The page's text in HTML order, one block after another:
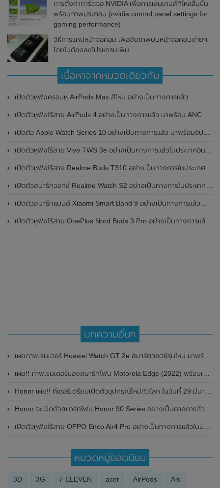
การตั้งค่าการ์ดจอ NVIDIA เพื่อการเล่นเกมส์ที่ไหลลื่นขึ้น
พร้อมภาพประกอบ (nvidia control panel settings for
gaming performance)
วิธีการแคปหน้าจอคอม เพื่อจับภาพบนหน้าจอคอมง่ายๆ
โดยไม่ต้องลงโปรแกรมเพิ่ม
เนื้อหาจากหมวดเดียวกัน
เปิดตัวหูฟังครอบหู AirPods Max สีใหม่ อย่างเป็นทางการแล้ว
เปิดตัวหูฟังไร้สาย AirPods 4 อย่างเป็นทางการแล้ว มาพร้อม ANC และฟีเจอร์ใหม่มากมาย
เปิดตัว Apple Watch Series 10 อย่างเป็นทางการแล้ว มาพร้อมชิปเซ็ตรุ่น S10
เปิดตัวหูฟังไร้สาย Vivo TWS 3e อย่างเป็นทางการแล้วในประเทศอินเดีย มาพร้อมระบบตัดเสียงรบกวน ANC ที่ 30dB , ป้องกันฝุ่นและกันน้ำที่ระดับ IP54 , แบตเตอรี่สามารถใช้งานนานสูงสุด 36 ชั่วโมง
เปิดตัวหูฟังไร้สาย Realme Buds T310 อย่างเป็นทางการในประเทศอินเดีย มาพร้อมระบบตัดเสียงรบกวน ANC สูงสุด 46dB , เสียงรอบทิศทาง 360 องศา , แบตเตอรี่สามารถใช้งานได้นานสูงสุด 40 ชั่วโมง
เปิดตัวสมาร์ทวอทช์ Realme Watch S2 อย่างเป็นทางการในประเทศอินเดีย มาพร้อมตัวเรือนสแตนเลสสตีล , หน้าจอแสดงผล AMOLED ขนาด 1.43 นิ้ว , แบตเตอรี่ขนาดใหญ่ใช้งานได้นาน 20 วัน และรองรับคำสั่งเสียง Super AI Engine ที่ขับเคลื่อนโดย ChatGPT
เปิดตัวสมาร์ทแบนด์ Xiaomi Smart Band 9 อย่างเป็นทางการแล้ว มาพร้อมหน้าจอ AMOLED ขนาด 1.62 นิ้ว , ตัวเรือนเป็นโลหะ และแบตเตอรี่สุดอึดสามารถใช้งานได้นานถึง 21 วัน
เปิดตัวหูฟังไร้สาย OnePlus Nord Buds 3 Pro อย่างเป็นทางการแล้ว มาพร้อมระบบตัดเสียงรบกวน (ANC) สามารถลดเสียงรบกวนได้ 49dB และแบตเตอรี่สุดอึดใช้งานได้นานสูงสุดถึง 44 ชั่วโมง
บทความอื่นๆ
เผยภาพเรนเดอร์ Huawei Watch GT 2e สมาร์ตวอตช์รุ่นใหม่ มาพร้อมแบตเตอรี่นานถึง 14 วัน
เผย!! ภาพเรนเดอร์ของสมาร์ทโฟน Motorola Edge (2022) พร้อมเผยรายละเอียดสเปก ก่อนเปิดตัวในเร็วๆนี้
Honor เผย!! ทีเซอร์เตรียมเปิดตัวอุปกรณ์ใหม่ทั่วโลก ในวันที่ 29 มีนาคม 2022 นี้
Honor จะเปิดตัวสมาร์ทโฟน Honor 90 Series อย่างเป็นทางการทั่วโลกที่ฝรั่งเศส ในวันที่ 6 กรกฎาคม 2023 นี้
เปิดตัวหูฟังไร้สาย OPPO Enco Air4 Pro อย่างเป็นทางการแล้วในประเทศไทย ในราคาสุดคุ้มเพียง 2,999 บาท
หมวดหมู่ยอดนิยม
3D 3G 7-ELEVEN acer AirPods Ais